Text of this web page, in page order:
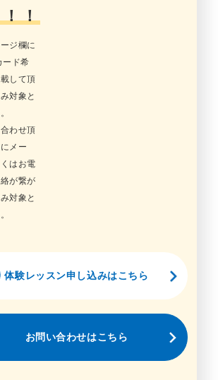
！
ジ欄に
ード希
して頂
対象と
わせ頂
メー
はお電
が繋が
対象と
体験レッスン申し込みはこちら
お問い合わせはこちら